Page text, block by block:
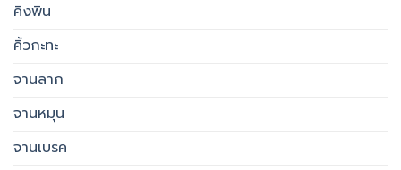
คิงพิน
คิ้วกะทะ
จานลาก
จานหมุน
จานเบรค